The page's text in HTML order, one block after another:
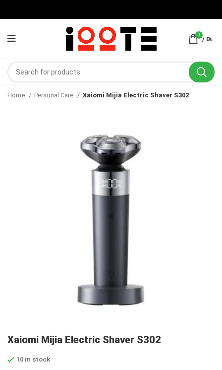
0
/ 0৳
Home Personal Care Xaiomi Mijia Electric Shaver S302
Xaiomi Mijia Electric Shaver S302
10 in stock